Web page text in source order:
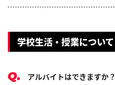
学校生活・授業について
アルバイトはできますか？